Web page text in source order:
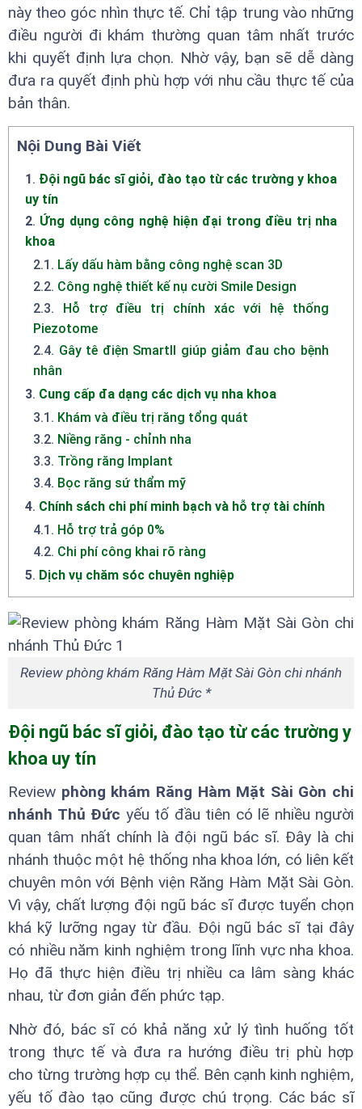
này theo góc nhìn thực tế. Chỉ tập trung vào những
điều người đi khám thường quan tâm nhất trước
khi quyết định lựa chọn. Nhờ vậy, bạn sẽ dễ dàng
đưa ra quyết định phù hợp với nhu cầu thực tế của
bản thân.
Nội Dung Bài Viết
1. Đội ngũ bác sĩ giỏi, đào tạo từ các trường y khoa
uy tín
2. Ứng dụng công nghệ hiện đại trong điều trị nha
khoa
2.1 . Lấy dấu hàm bằng công nghệ scan 3D
2.2. Công nghệ thiết kế nụ cười Smile Design
2.3. Hỗ trợ điều trị chính xác với hệ thống
Piezotome
2.4. Gây tê điện SmartII giúp giảm đau cho bệnh
nhân
3. Cung cấp đa dạng các dịch vụ nha khoa
3.1 . Khám và điều trị răng tổng quát
3.2. Niềng răng - chỉnh nha
3.3. Trồng răng Implant
3.4. Bọc răng sứ thẩm mỹ
4. Chính sách chi phí minh bạch và hỗ trợ tài chính
4.1 . Hỗ trợ trả góp 0%
4.2. Chi phí công khai rõ ràng
5. Dịch vụ chăm sóc chuyên nghiệp
Review phòng khám Răng Hàm Mặt Sài Gòn chi nhánh
Thủ Đức *
Đội ngũ bác sĩ giỏi, đào tạo từ các trường y
khoa uy tín
Review phòng khám Răng Hàm Mặt Sài Gòn chi
nhánh Thủ Đức yếu tố đầu tiên có lẽ nhiều người
quan tâm nhất chính là đội ngũ bác sĩ. Đây là chi
nhánh thuộc một hệ thống nha khoa lớn, có liên kết
chuyên môn với Bệnh viện Răng Hàm Mặt Sài Gòn.
Vì vậy, chất lượng đội ngũ bác sĩ được tuyển chọn
khá kỹ lưỡng ngay từ đầu. Đội ngũ bác sĩ tại đây
có nhiều năm kinh nghiệm trong lĩnh vực nha khoa.
Họ đã thực hiện điều trị nhiều ca lâm sàng khác
nhau, từ đơn giản đến phức tạp.
Nhờ đó, bác sĩ có khả năng xử lý tình huống tốt
trong thực tế và đưa ra hướng điều trị phù hợp
cho từng trường hợp cụ thể. Bên cạnh kinh nghiệm,
yếu tố đào tạo cũng được chú trọng. Các bác sĩ